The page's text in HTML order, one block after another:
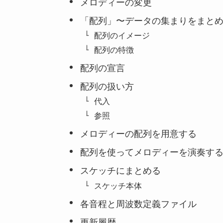
「配列」〜データの集まりをまと
配列のイメージ
配列の特徴
配列の宣言
配列の扱い方
代入
参照
メロディーの配列を用意する
配列を使ってメロディーを演奏する
スケッチにまとめる
スケッチ本体
各音程と周波数定義ファイル